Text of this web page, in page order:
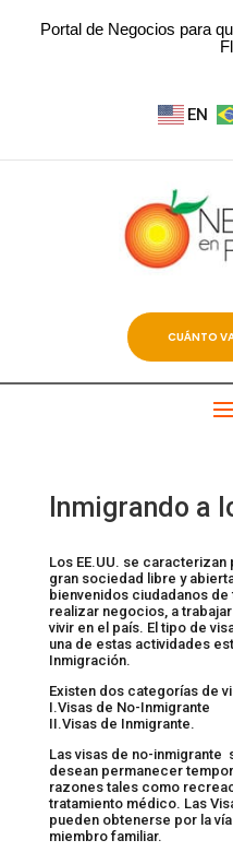
Portal de Negocios para
EN
CUÁNTO
Inmigrando a
Los EE.UU. se
gran sociedad libre y
bienvenidos ciudadanos
realizar negocios, a
vivir en el país. El tipo de
una de estas actividades
Inmigración.
Existen dos categorías de
I.Visas de No-Inmigrante
II.Visas de Inmigrante.
Las visas de no-inmigrante
desean permanecer
razones tales como
tratamiento médico. Las
pueden obtenerse por la
miembro familiar.